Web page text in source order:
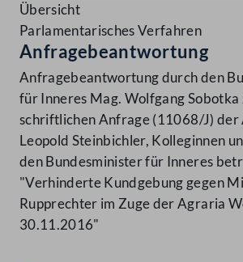
Übersicht
Parlamentarisches Verfahren
Anfragebeantwortung
Anfragebeantwortung durch den
für Inneres Mag. Wolfgang Sobotka
schriftlichen Anfrage (11068/J)
Leopold Steinbichler, Kolleginnen
den Bundesminister für Inneres
"Verhinderte Kundgebung gegen
Rupprechter im Zuge der Agraria
30.11.2016"